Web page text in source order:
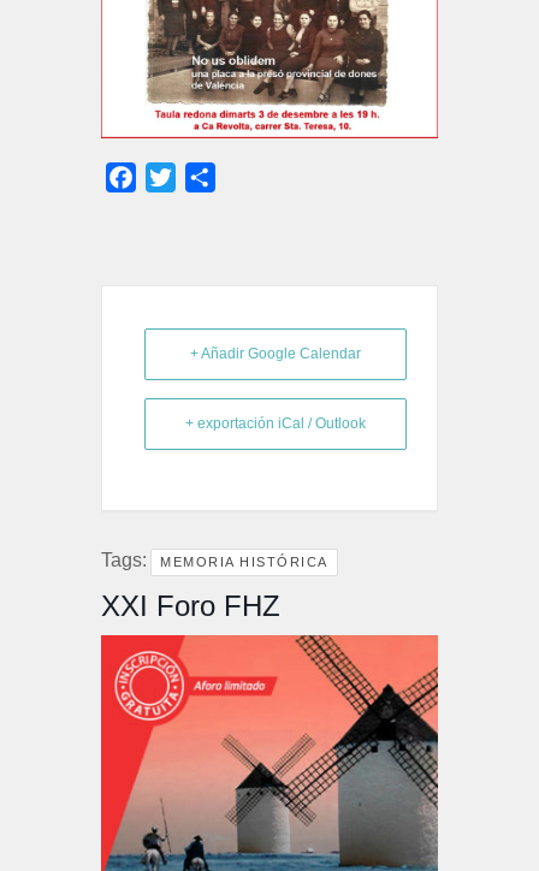
Facebook
Twitter
+ Añadir Google Calendar
+ exportación iCal / Outlook
Tags: MEMORIA HISTÓRICA
XXI Foro FHZ